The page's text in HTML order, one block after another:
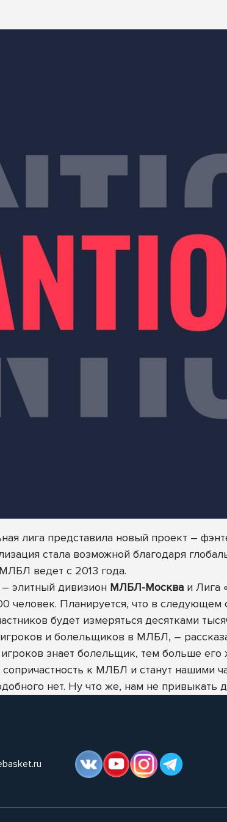
лига представила новый проект –
стала возможной благодаря
ведет с 2013 года.
элитный дивизион МЛБЛ-Москва и Лига
человек. Планируется, что в следующем
будет измеряться десятками
и болельщиков в МЛБЛ, –
знает болельщик, тем больше
к МЛБЛ и станут нашими
нет. Ну что же, нам не привыкать